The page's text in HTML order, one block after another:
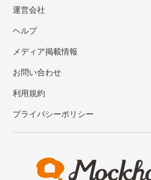
運営会社
ヘルプ
メディア掲載情報
お問い合わせ
利用規約
プライバシーポリシー